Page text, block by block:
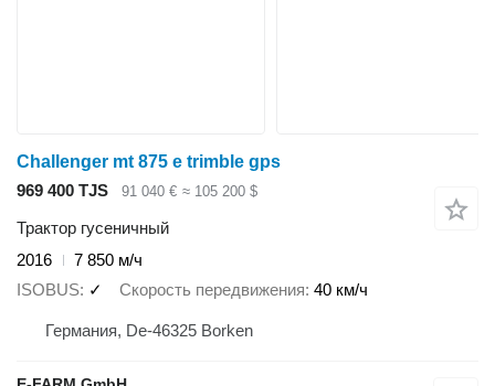
Challenger mt 875 e trimble gps
969 400 TJS
91 040 € ≈ 105 200 $
Трактор гусеничный
2016
7 850 м/ч
ISOBUS ✓ Скорость передвижения 40 км/ч
Германия, De-46325 Borken